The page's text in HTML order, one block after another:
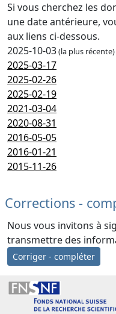
Si vous cherchez les
une date antérieure,
aux liens ci-dessous.
2025-10-03(la plus récente)
2025-03-17
2025-02-26
2025-02-19
2021-03-04
2020-08-31
2016-05-05
2016-01-21
2015-11-26
Corrections -
Nous vous invitons à
transmettre des
Corriger - compléter